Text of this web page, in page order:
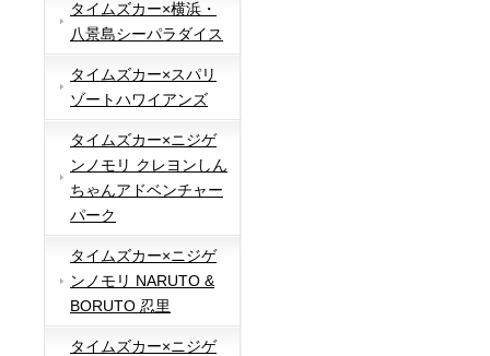
タイムズカー×横浜・
八景島シーパラダイス
タイムズカー×スパリ
ゾートハワイアンズ
タイムズカー×ニジゲ
ンノモリ クレヨンしん
ちゃんアドベンチャー
パーク
タイムズカー×ニジゲ
ンノモリ NARUTO &
BORUTO 忍里
タイムズカー×ニジゲ